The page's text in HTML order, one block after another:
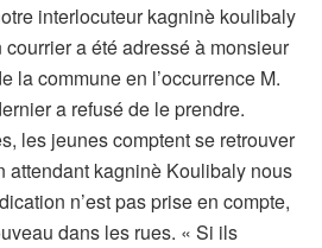
interlocuteur kagninè koulibaly
courrier a été adressé à monsieur
la commune en l’occurrence M.
a refusé de le prendre.
les jeunes comptent se retrouver
attendant kagninè Koulibaly nous
n’est pas prise en compte,
dans les rues. « Si ils